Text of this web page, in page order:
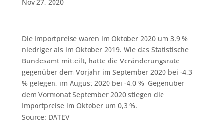
Nov 27, 2020
Die Importpreise waren im Oktober 2020 um 3,9 %
niedriger als im Oktober 2019. Wie das Statistische
Bundesamt mitteilt, hatte die Veränderungsrate
gegenüber dem Vorjahr im September 2020 bei -4,3
% gelegen, im August 2020 bei -4,0 %. Gegenüber
dem Vormonat September 2020 stiegen die
Importpreise im Oktober um 0,3 %.
Source: DATEV